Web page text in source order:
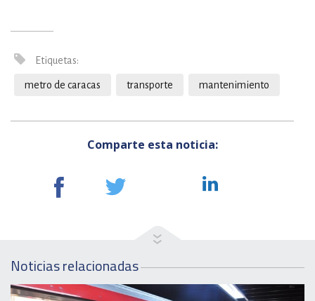
Etiquetas:
metro de caracas transporte mantenimiento
Comparte esta noticia:
Noticias relacionadas